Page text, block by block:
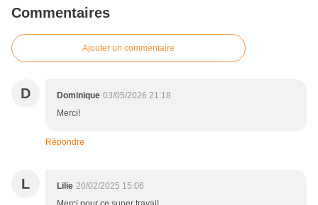
Commentaires
Ajouter un commentaire
D Dominique 03/05/2026 21:18
Merci!
Répondre
L Lilie 20/02/2025 15:06